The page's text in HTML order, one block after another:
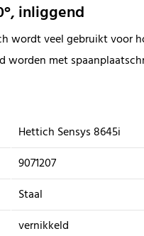
inliggend
wordt veel gebruikt voor
met
Hettich Sensys 8645i
9071207
Staal
vernikkeld